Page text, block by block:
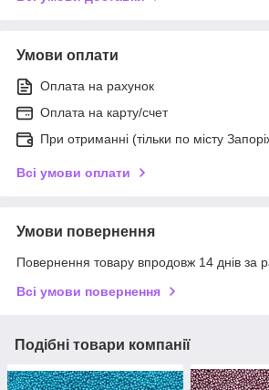
Умови оплати
Оплата на рахунок
Оплата на карту/счет
При отриманні (тільки по місту
Всі умови оплати
Умови повернення
Повернення товару впродовж 14 днів за
Всі умови повернення
Подібні товари компанії